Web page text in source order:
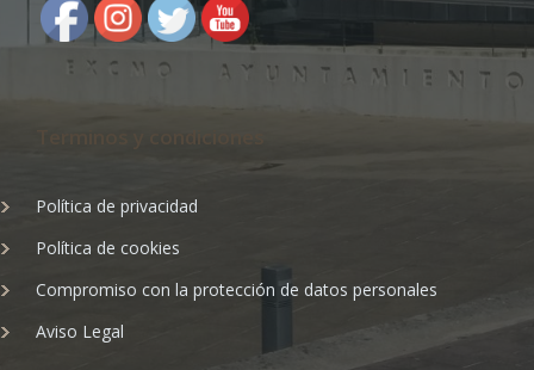
Política de privacidad
Política de cookies
Compromiso con la protección de datos personales
Aviso Legal